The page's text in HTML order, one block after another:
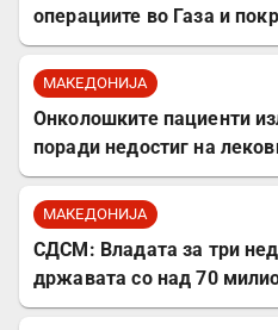
операциите во Газа и
МАКЕДОНИЈА
Онколошките пациенти
поради недостиг на
МАКЕДОНИЈА
СДСМ: Владата за три
државата со над 70